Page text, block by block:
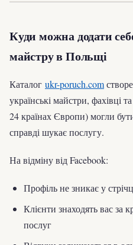
Куди можна додати
майстру в Польщі
Каталог ukr-poruch.com
українські майстри, фахівці
24 країнах Європи) могли
справді шукає послугу.
На відміну від Facebook:
Профіль не зникає у
Клієнти знаходять вас за
послуг